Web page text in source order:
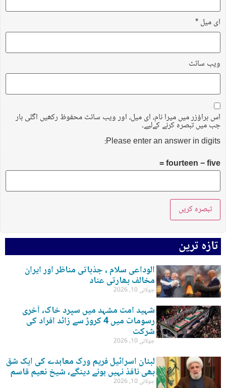
ای میل*
ویب‌ سائٹ
اس براؤزر میں میرا نام، ای میل، اور ویب سائٹ محفوظ رکھیں اگلی بار
جب میں تبصرہ کرنے کےلیے۔
Please enter an answer in digits:
fourteen − five =
تازہ ترین
الوداعی سلام ، جذباتی مناظر اور ایران
مخالف بھارتی عناد
جولائی 10, 2026
شہید امت مشہد میں سپرد خاک، آخری
رسومات میں 4 کروڑ سے زائد افراد کی
شرکت
جولائی 10, 2026
لبنان اسرائیل فریم ورک معاہدے کی ایک شق
بھی نافذ نہیں ہونے دینگے، شیخ نعیم قاسم
جولائی 10, 2026